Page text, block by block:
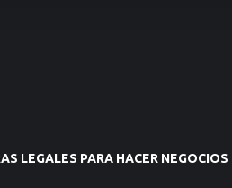
LEGALES PARA HACER NEGOCIOS